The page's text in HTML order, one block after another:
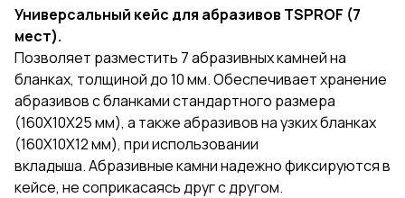
Универсальный кейс для абразивов TSPROF (7
мест).
Позволяет разместить 7 абразивных камней на
бланках, толщиной до 10 мм. Обеспечивает хранение
абразивов с бланками стандартного размера
(160Х10Х25 мм), а также абразивов на узких бланках
(160Х10Х12 мм), при использовании
вкладыша. Абразивные камни надежно фиксируются в
кейсе, не соприкасаясь друг с другом.